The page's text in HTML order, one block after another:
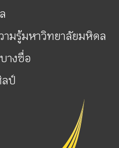
มรู้มหาวิทยาลัยมหิดล
างซื่อ
ลป์